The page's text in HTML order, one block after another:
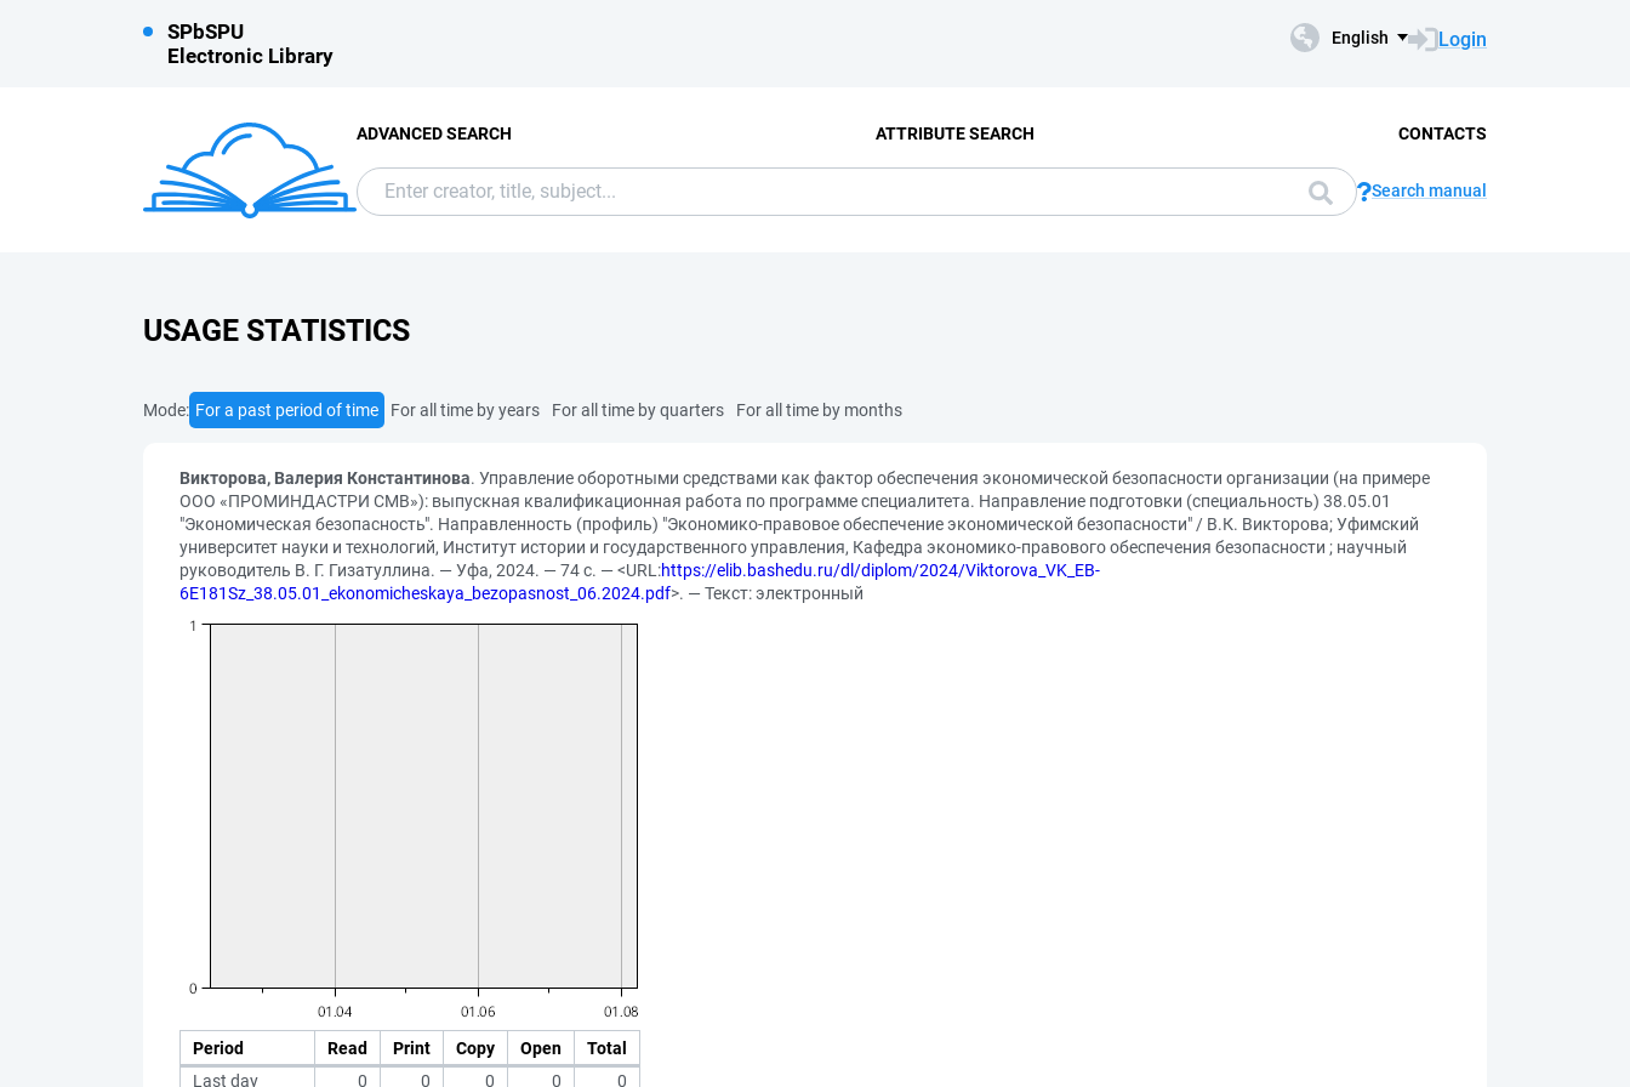
SPbSPU
Electronic Library
English Login
ADVANCED SEARCH ATTRIBUTE SEARCH CONTACTS
Search manual
USAGE STATISTICS
Mode: For a past period of time For all time by years For all time by quarters For all time by months
Викторова, Валерия Константинова. Управление оборотными средствами как фактор обеспечения экономической безопасности организации (на примере
ООО «ПРОМИНДАСТРИ СМВ»): выпускная квалификационная работа по программе специалитета. Направление подготовки (специальность) 38.05.01
"Экономическая безопасность". Направленность (профиль) "Экономико-правовое обеспечение экономической безопасности" / В.К. Викторова; Уфимский
университет науки и технологий, Институт истории и государственного управления, Кафедра экономико-правового обеспечения безопасности ; научный
руководитель В. Г. Гизатуллина. — Уфа, 2024. — 74 с. — <URL:https://elib.bashedu.ru/dl/diplom/2024/Viktorova_VK_EB-
6E181Sz_38.05.01_ekonomicheskaya_bezopasnost_06.2024.pdf>. — Текст: электронный
Period Read Print Copy Open
Total
Last day
0 0 0 0 0